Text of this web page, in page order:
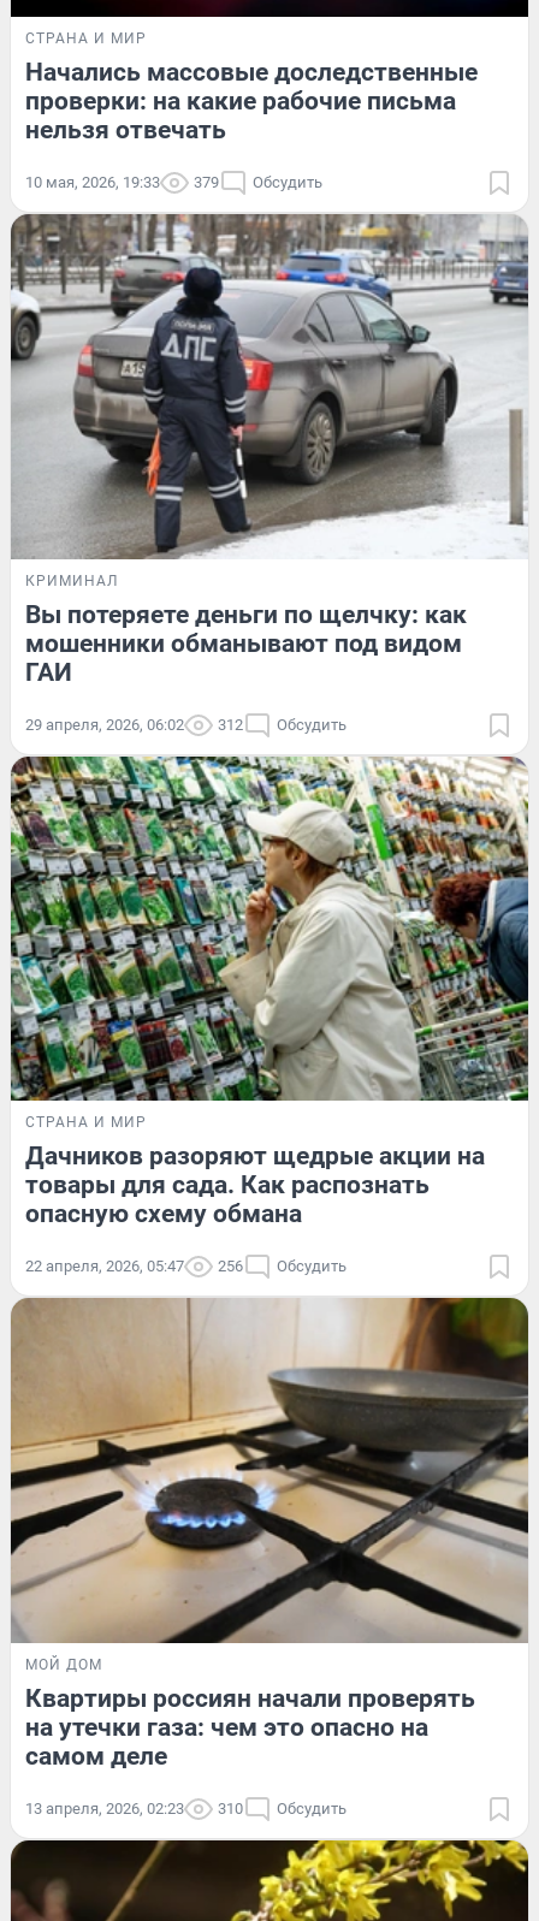
СТРАНА И МИР
Начались массовые доследственные
проверки: на какие рабочие письма
нельзя отвечать
10 мая, 2026, 19:33 379 Обсудить
КРИМИНАЛ
Вы потеряете деньги по щелчку: как
мошенники обманывают под видом
ГАИ
29 апреля, 2026, 06:02 312 Обсудить
СТРАНА И МИР
Дачников разоряют щедрые акции на
товары для сада. Как распознать
опасную схему обмана
22 апреля, 2026, 05:47 256 Обсудить
МОЙ ДОМ
Квартиры россиян начали проверять
на утечки газа: чем это опасно на
самом деле
13 апреля, 2026, 02:23 310 Обсудить